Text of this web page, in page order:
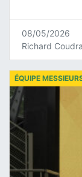
08/05/2026
Richard
ÉQUIPE